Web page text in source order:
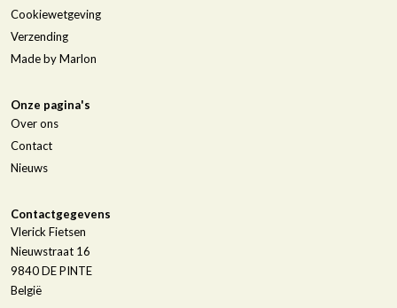
Cookiewetgeving
Verzending
Made by Marlon
Onze pagina's
Over ons
Contact
Nieuws
Contactgegevens
Vlerick Fietsen
Nieuwstraat 16
9840DE PINTE
België